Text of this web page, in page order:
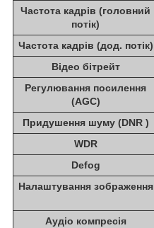
Частота кадрів (головний
потік)
Частота кадрів (дод. потік)
Відео бітрейт
Регулювання посилення
(AGC)
Придушення шуму (DNR )
WDR
Defog
Налаштування зображення
Аудіо компресія